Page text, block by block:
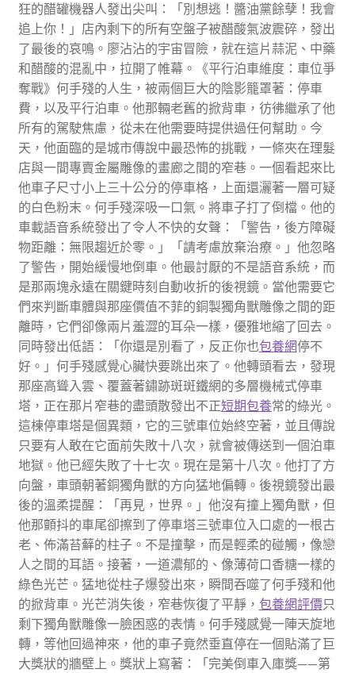
狂的醋罐機器人發出尖叫：「別想逃！醬油黨餘孽！我會
追上你！」店內剩下的所有空盤子被醋酸氣波震碎，發出
了最後的哀鳴。廖沾沾的宇宙冒險，就在這片蒜泥、中藥
和醋酸的混亂中，拉開了帷幕。《平行泊車維度：車位爭
奪戰》何手殘的人生，被兩個巨大的陰影籠罩著：停車
費，以及平行泊車。他那輛老舊的掀背車，彷彿繼承了他
所有的駕駛焦慮，從未在他需要時提供過任何幫助。今
天，他面臨的是城市傳說中最恐怖的挑戰，一條夾在理髮
店與一間專賣金屬雕像的畫廊之間的窄巷。一個看起來比
他車子尺寸小上三十公分的停車格，上面還灑著一層可疑
的白色粉末。何手殘深吸一口氣。將車子打了倒檔。他的
車載語音系統發出了令人不快的女聲：「警告，後方障礙
物距離：無限趨近於零。」「請考慮放棄治療。」他忽略
了警告，開始緩慢地倒車。他最討厭的不是語音系統，而
是那兩塊永遠在關鍵時刻自動收折的後視鏡。當他需要它
們來判斷車體與那座價值不菲的銅製獨角獸雕像之間的距
離時，它們卻像兩片羞澀的耳朵一樣，優雅地縮了回去。
同時發出低語：「你還是別看了，反正你也包養網停不
好。」何手殘感覺心臟快要跳出來了。他轉頭看去，發現
那座高聳入雲、覆蓋著鏽跡斑斑鐵網的多層機械式停車
塔，正在那片窄巷的盡頭散發出不正短期包養常的綠光。
這棟停車塔是個異類，它的三號車位始終空著，並且傳說
只要有人敢在它面前失敗十八次，就會被傳送到一個泊車
地獄。他已經失敗了十七次。現在是第十八次。他打了方
向盤，車頭朝著銅獨角獸的方向猛地偏轉。後視鏡發出最
後的溫柔提醒：「再見，世界。」他沒有撞上獨角獸，但
他那顫抖的車尾卻擦到了停車塔三號車位入口處的一根古
老、佈滿苔蘚的柱子。不是撞擊，而是輕柔的碰觸，像戀
人之間的耳語。接著，一道濃郁的、像薄荷口香糖一樣的
綠色光芒。猛地從柱子爆發出來，瞬間吞噬了何手殘和他
的掀背車。光芒消失後，窄巷恢復了平靜， 包養網評價只
剩下獨角獸雕像一臉困惑的表情。何手殘感覺一陣天旋地
轉，等他回過神來，他的車子竟然垂直停在一個貼滿了巨
大獎狀的牆壁上。獎狀上寫著：「完美倒車入庫獎——第